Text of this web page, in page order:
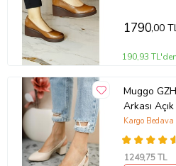
1790,00
190,93
Muggo
Arkası
Rahat
Kargo Bedava
1249,75 TL